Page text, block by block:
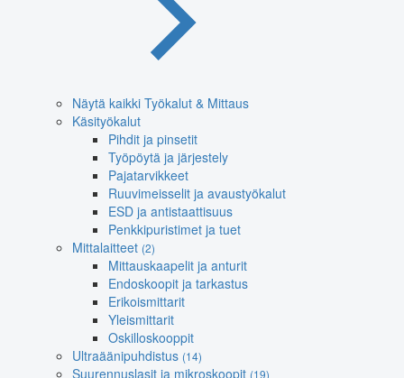
Näytä kaikki Työkalut & Mittaus
Käsityökalut
Pihdit ja pinsetit
Työpöytä ja järjestely
Pajatarvikkeet
Ruuvimeisselit ja avaustyökalut
ESD ja antistaattisuus
Penkkipuristimet ja tuet
Mittalaitteet (2)
Mittauskaapelit ja anturit
Endoskoopit ja tarkastus
Erikoismittarit
Yleismittarit
Oskilloskooppit
Ultraäänipuhdistus (14)
Suurennuslasit ja mikroskoopit (19)